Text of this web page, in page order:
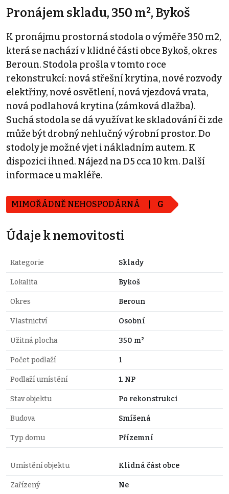
Pronájem skladu, 350 m², Bykoš
K pronájmu prostorná stodola o výměře 350 m2,
která se nachází v klidné části obce Bykoš, okres
Beroun. Stodola prošla v tomto roce
rekonstrukcí: nová střešní krytina, nové rozvody
elektřiny, nové osvětlení, nová vjezdová vrata,
nová podlahová krytina (zámková dlažba).
Suchá stodola se dá využívat ke skladování či zde
může být drobný nehlučný výrobní prostor. Do
stodoly je možné vjet i nákladním autem. K
dispozici ihned. Nájezd na D5 cca 10 km. Další
informace u makléře.
MIMOŘÁDNĚ NEHOSPODÁRNÁ G
Údaje k nemovitosti
Kategorie Sklady
Lokalita Bykoš
Okres Beroun
Vlastnictví Osobní
Užitná plocha 350 m²
Počet podlaží 1
Podlaží umístění 1. NP
Stav objektu Po rekonstrukci
Budova Smíšená
Typ domu Přízemní
Umístění objektu Klidná část obce
Zařízený Ne